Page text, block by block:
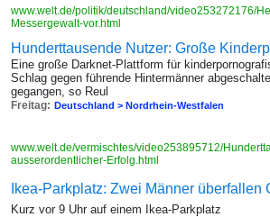
www.welt.de/politik/deutschland/video253272176/
Messergewalt-vor.html
Hunderttausende Nutzer: Große
Eine große Darknet-Plattform für
Schlag gegen führende Hintermänner
gegangen, so Reul
Freitag: Deutschland > Nordrhein-Westfalen
www.welt.de/vermischtes/video253895712/
ausserordentlicher-Erfolg.html
Ikea-Parkplatz: Zwei Männer überfallen
Kurz vor 9 Uhr auf einem Ikea-Parkplatz